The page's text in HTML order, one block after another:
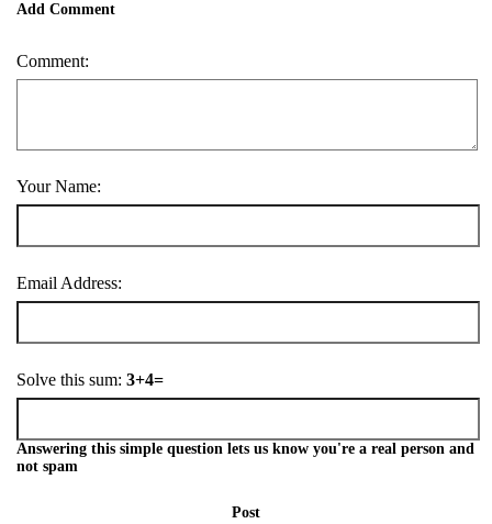
Add Comment
Comment:
Your Name:
Email Address:
Solve this sum: 3+4=
Answering this simple question lets us know you're a real person and
not spam
Post